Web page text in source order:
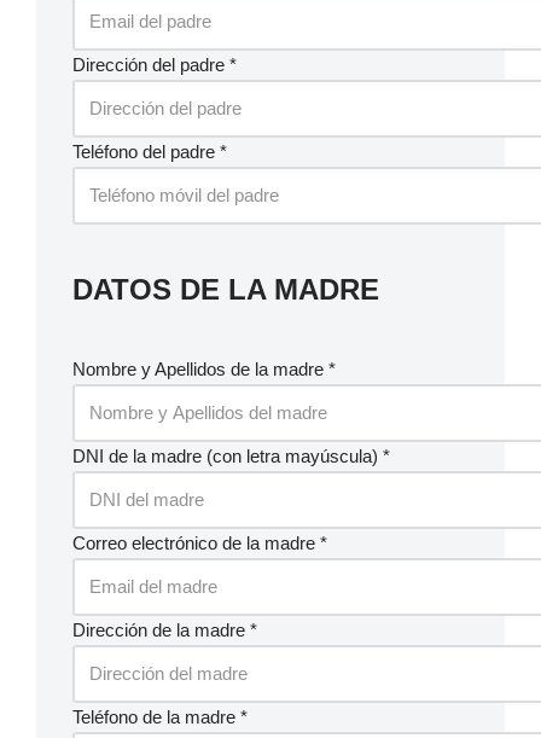
Dirección del padre *
Teléfono del padre *
DATOS DE LA MADRE
Nombre y Apellidos de la madre *
DNI de la madre (con letra mayúscula) *
Correo electrónico de la madre *
Dirección de la madre *
Teléfono de la madre *